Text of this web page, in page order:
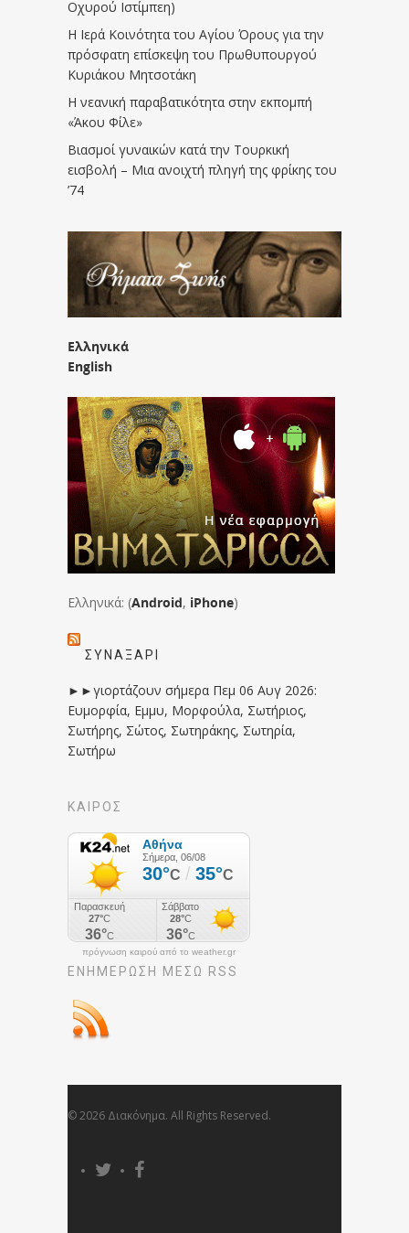
Οχυρού Ιστίμπεη)
Η Ιερά Κοινότητα του Αγίου Όρους για την
πρόσφατη επίσκεψη του Πρωθυπουργού
Κυριάκου Μητσοτάκη
Η νεανική παραβατικότητα στην εκπομπή
«Άκου Φίλε»
Βιασμοί γυναικών κατά την Τουρκική
εισβολή – Μια ανοιχτή πληγή της φρίκης του
’74
Ελληνικά
English
Ελληνικά: (Android, iPhone)
ΣΥΝΑΞΆΡΙ
►►γιορτάζουν σήμερα Πεμ 06 Αυγ 2026:
Ευμορφία, Εμμυ, Μορφούλα, Σωτήριος,
Σωτήρης, Σώτος, Σωτηράκης, Σωτηρία,
Σωτήρω
ΚΑΙΡΟΣ
πρόγνωση καιρού από το weather.gr
ΕΝΗΜΈΡΩΣΉ ΜΕΣΩ RSS
© 2026 Διακόνημα. All Rights Reserved.